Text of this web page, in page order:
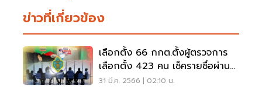
ข่าวที่เกี่ยวข้อง
เลือกตั้ง 66 กกต.ตั้งผู้ตรวจการ
เลือกตั้ง 423 คน เช็ครายชื่อผ่าน
ออนไลน์
31 มี.ค. 2566 | 02:10 น.